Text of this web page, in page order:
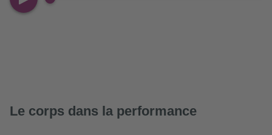
Le corps dans la performance